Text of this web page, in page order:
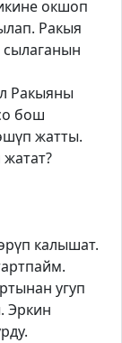
окшоп
Ракыя
Ракыяны
бош
жатты.
калышат.
угуп
Эркин